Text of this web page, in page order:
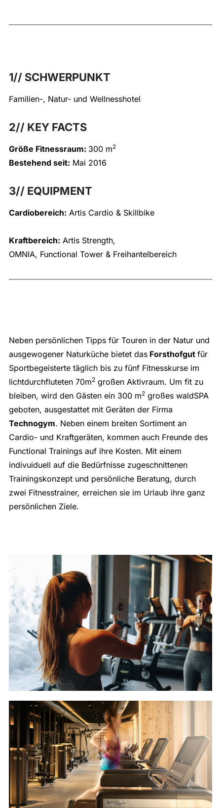
1// SCHWERPUNKT
Familien-, Natur- und Wellnesshotel
2// KEY FACTS
Größe Fitnessraum: 300 m2
Bestehend seit: Mai 2016
3// EQUIPMENT
Cardiobereich: Artis Cardio & Skillbike
Kraftbereich: Artis Strength,
OMNIA, Functional Tower & Freihantelbereich
Neben persönlichen Tipps für Touren in der Natur und
ausgewogener Naturküche bietet dasForsthofgut für
Sportbegeisterte täglich bis zu fünf Fitnesskurse im
lichtdurchfluteten 70m2großen Aktivraum. Um fit zu
bleiben, wird den Gästen ein 300 m2großes waldSPA
geboten, ausgestattet mit Geräten der Firma
Technogym. Neben einem breiten Sortiment an
Cardio- und Kraftgeräten, kommen auch Freunde des
Functional Trainings auf ihre Kosten. Mit einem
indivuiduell auf die Bedürfnisse zugeschnittenen
Trainingskonzept und persönliche Beratung, durch
zwei Fitnesstrainer, erreichen sie im Urlaub ihre ganz
persönlichen Ziele.